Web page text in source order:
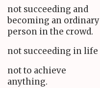
not succeeding and
becoming an ordinary
person in the crowd.
not succeeding in life
not to achieve
anything.